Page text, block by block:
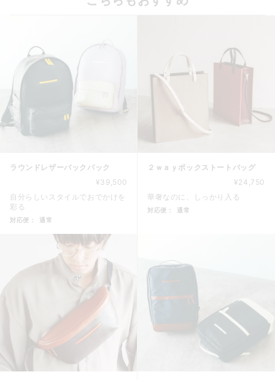
ラウンドレザーバックパック
¥39,500
自分らしいスタイルでおでかけを
彩る
対応便： 通常
商品カード。商品: ラウンドレザーバックパック, 価格:
２ｗａｙボックストートバッグ
¥24,750
華奢なのに、しっかり入る
対応便： 通常